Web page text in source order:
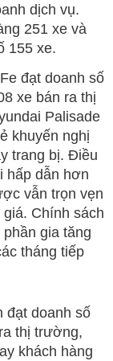
dịch vụ.
251 xe và
155 xe.
đạt doanh số
xe bán ra thị
Palisade
khuyến nghị
trang bị. Điều
hấp dẫn hơn
vẫn trọn vẹn
Chính sách
gia tăng
tháng tiếp
đạt doanh số
thị trường,
khách hàng